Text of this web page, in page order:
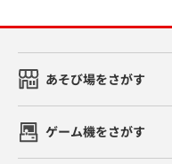
あそび場をさがす
ゲーム機をさがす